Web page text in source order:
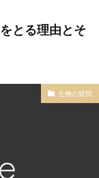
とる理由とそ
生物の疑問